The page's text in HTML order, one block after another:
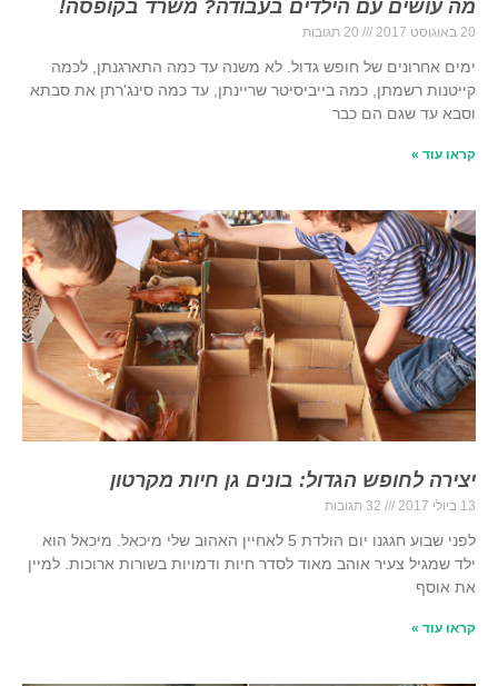
מה עושים עם הילדים בעבודה? משרד בקופסה!
20 באוגוסט 2017
ימים אחרונים של חופש גדול. לא משנה עד כמה התארגנתן, לכמה
קייטנות רשמתן, כמה בייביסיטר שריינתן, עד כמה סינג'רתן את סבתא
וסבא עד שגם הם כבר
קראו עוד »
יצירה לחופש הגדול: בונים גן חיות מקרטון
13 ביולי 2017
לפני שבוע חגגנו יום הולדת 5 לאחיין האהוב שלי מיכאל. מיכאל הוא
ילד שמגיל צעיר אוהב מאוד לסדר חיות ודמויות בשורות ארוכות. למיין
את אוסף
קראו עוד »